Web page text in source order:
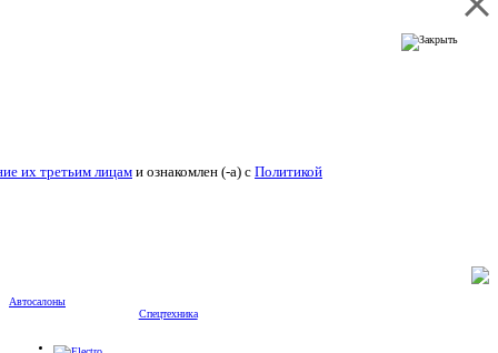
их третьим лицами ознакомлен (-а) cПолитикой
Автосалоны
Спецтехника